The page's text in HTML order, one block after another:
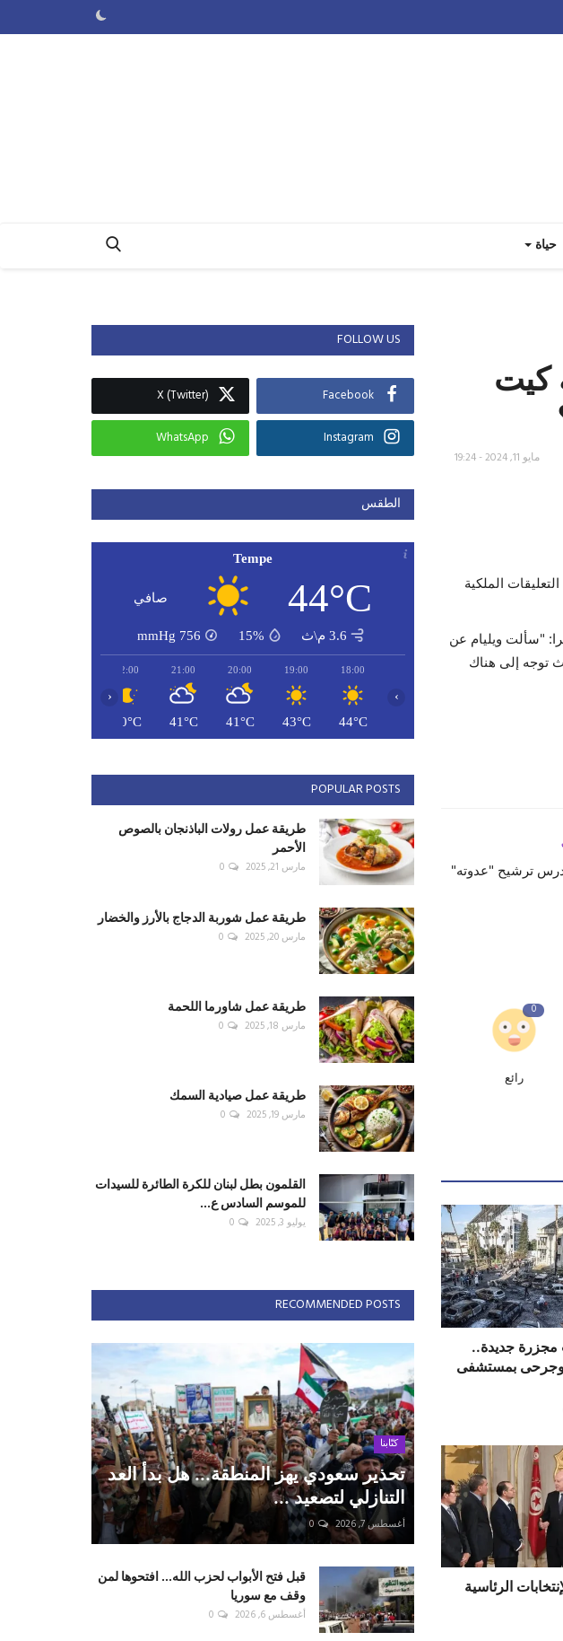
حياة
كيت
مايو 11, 2024 - 19:24
الملكية
"سألت ويليام عن
توجه إلى هناك
ترشيح "عدوته"
0
رائع
مجزرة جديدة..
بمستشفى
الرئاسية
FOLLOW US
Facebook
X (Twitter)
Instagram
WhatsApp
الطقس
Tempe
44°C صافي
3.6 م\ث 15%
756
mmHg
18:00
44°C
19:00
43°C
20:00
41°C
21:00
41°C
22:00
40°C
‹ ›
POPULAR POSTS
طريقة عمل رولات الباذنجان بالصوص
الأحمر
مارس 21, 2025 0
طريقة عمل شوربة الدجاج بالأرز والخضار
مارس 20, 2025 0
طريقة عمل شاورما اللحمة
مارس 18, 2025 0
طريقة عمل صيادية السمك
مارس 19, 2025 0
القلمون بطل لبنان للكرة الطائرة للسيدات
للموسم السادس ع...
يوليو 3, 2025 0
RECOMMENDED POSTS
كتّابنا
تحذير سعودي يهز المنطقة... هل بدأ العد
التنازلي لتصعيد ...
أغسطس 7, 2026 0
قبل فتح الأبواب لحزب الله... افتحوها لمن
وقف مع سوريا
أغسطس 6, 2026 0